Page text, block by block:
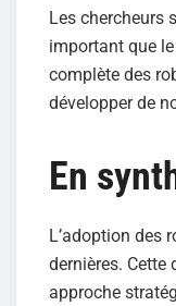
Les chercheurs
important que le
complète des
développer de
En
L’adoption des
dernières. Cette
approche